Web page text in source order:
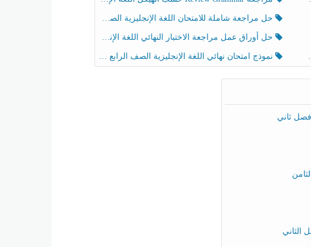
حل مراجعة شاملة للامتحان اللغة الإنجليزية الصف الخامس الفصل الثالث
حل أوراق عمل مراجعة الاختبار النهائي اللغة الإنجليزية الصف الرابع الفصل الثالث
نموذج امتحان نهائي اللغة الإنجليزية الصف الرابع الفصل الثالث
ثاني